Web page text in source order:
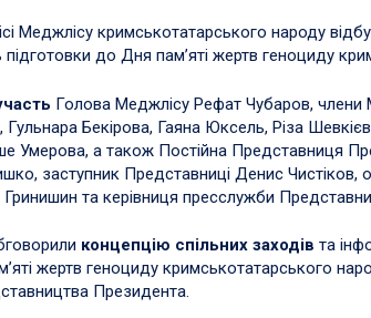
Меджлісу кримськотатарського народу
підготовки до Дня пам’яті жертв геноциду
Голова Меджлісу Рефат Чубаров, члени
Гульнара Бекірова, Гаяна Юксель, Різа
Умерова, а також Постійна Представниця
заступник Представниці Денис Чистіков,
та керівниця пресслужби
концепцію спільних заходів та
жертв геноциду кримськотатарського
Президента.